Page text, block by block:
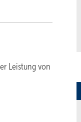
Leistung von